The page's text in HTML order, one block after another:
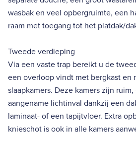
wasbak en veel opbergruimte, een
raam met toegang tot het platdak/
Tweede verdieping
Via een vaste trap bereikt u de
een overloop vindt met bergkast en
slaapkamers. Deze kamers zijn
aangename lichtinval dankzij een
laminaat- of een tapijtvloer. Extra
knieschot is ook in alle kamers